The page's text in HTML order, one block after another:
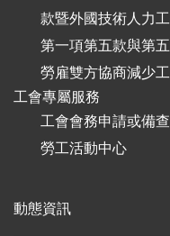
款暨外國技術人力
第一項第五款與第
勞雇雙方協商減少
工會專屬服務
工會會務申請或備查
勞工活動中心
動態資訊